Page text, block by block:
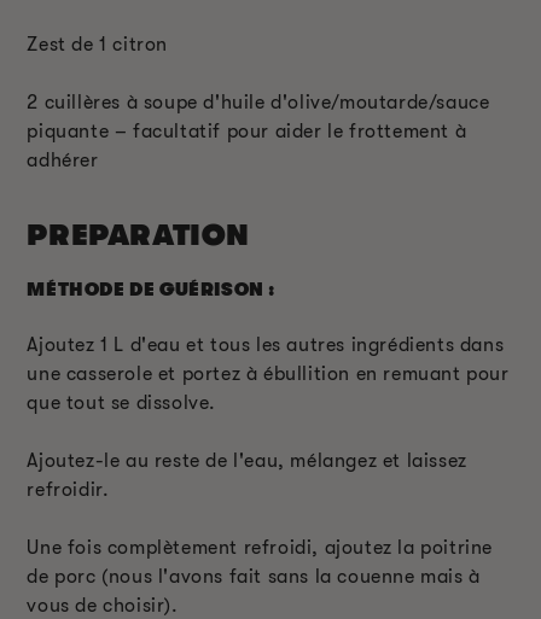
Zest de 1 citron
2 cuillères à soupe d'huile d'olive/moutarde/sauce
piquante – facultatif pour aider le frottement à
adhérer
PREPARATION
MÉTHODE DE GUÉRISON :
Ajoutez 1 L d'eau et tous les autres ingrédients dans
une casserole et portez à ébullition en remuant pour
que tout se dissolve.
Ajoutez-le au reste de l'eau, mélangez et laissez
refroidir.
Une fois complètement refroidi, ajoutez la poitrine
de porc (nous l'avons fait sans la couenne mais à
vous de choisir).